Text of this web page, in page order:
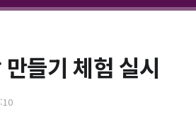
들기 체험 실시